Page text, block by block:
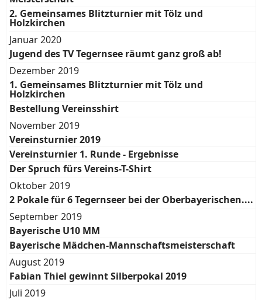
2. Gemeinsames Blitzturnier mit Tölz und
Holzkirchen
Januar 2020
Jugend des TV Tegernsee räumt ganz groß ab!
Dezember 2019
1. Gemeinsames Blitzturnier mit Tölz und
Holzkirchen
Bestellung Vereinsshirt
November 2019
Vereinsturnier 2019
Vereinsturnier 1. Runde - Ergebnisse
Der Spruch fürs Vereins-T-Shirt
Oktober 2019
2 Pokale für 6 Tegernseer bei der Oberbayerischen....
September 2019
Bayerische U10 MM
Bayerische Mädchen-Mannschaftsmeisterschaft
August 2019
Fabian Thiel gewinnt Silberpokal 2019
Juli 2019